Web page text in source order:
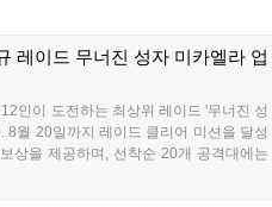
추진된다. 넥슨은 심사에 직접 참여해 완
나갈 방침이다....
레이드 무너진 성자 미카엘라 업
인이 도전하는 최상위 레이드 '무너진 성
8월 20일까지 레이드 클리어 미션을 달성
상을 제공하며, 선착순 20개 공격대에는
10일까지 서비스 21주년 기념 이벤트가